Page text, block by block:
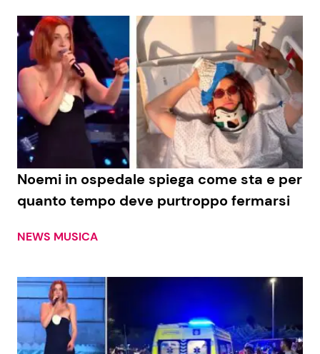
Moda e Style
Mondo Mamma
News benessere
Salute
Viaggi e Turismo
Festività
Le Ricette in TV
Primi Piatti
Ricette Facili e Veloci
Ricette Feste
Seguici
Noemi in ospedale spiega come sta e per
quanto tempo deve purtroppo fermarsi
NEWS MUSICA